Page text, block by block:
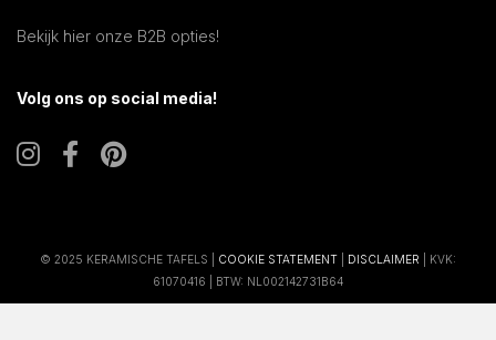
Bekijk hier onze B2B opties!
Volg ons op social media!
© 2025 KERAMISCHE TAFELS | COOKIE STATEMENT DISCLAIMER | KVK:
61070416 | BTW: NL002142731B64